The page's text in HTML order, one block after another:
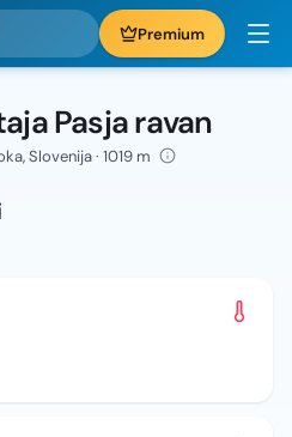
Premium
Pasja ravan
Slovenija · 1019 m